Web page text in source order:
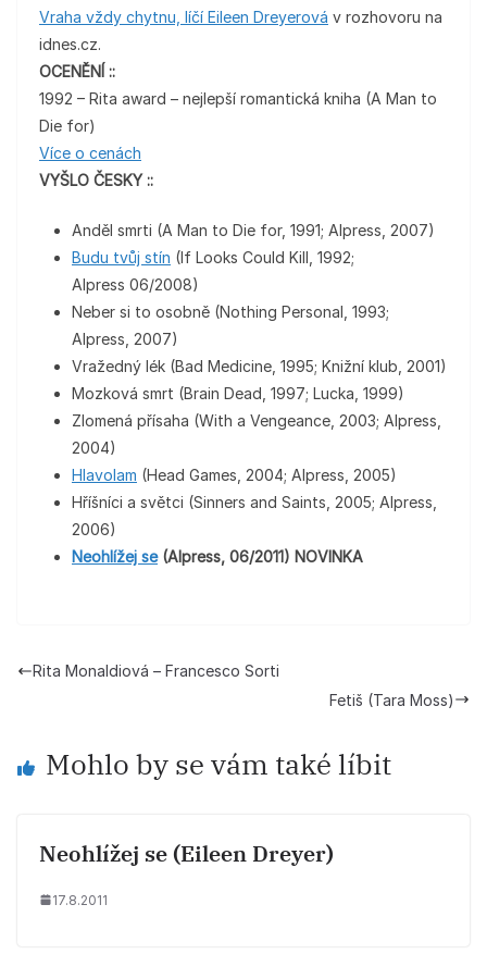
Vraha vždy chytnu, líčí Eileen Dreyerová v rozhovoru na
idnes.cz.
OCENĚNÍ ::
1992 – Rita award – nejlepší romantická kniha (A Man to
Die for)
Více o cenách
VYŠLO ČESKY ::
Anděl smrti (A Man to Die for, 1991; Alpress, 2007)
Budu tvůj stín (If Looks Could Kill, 1992;
Alpress 06/2008)
Neber si to osobně (Nothing Personal, 1993;
Alpress, 2007)
Vražedný lék (Bad Medicine, 1995; Knižní klub, 2001)
Mozková smrt (Brain Dead, 1997; Lucka, 1999)
Zlomená přísaha (With a Vengeance, 2003; Alpress,
2004)
Hlavolam (Head Games, 2004; Alpress, 2005)
Hříšníci a světci (Sinners and Saints, 2005; Alpress,
2006)
Neohlížej se(Alpress, 06/2011) NOVINKA
Rita Monaldiová – Francesco Sorti
Fetiš (Tara Moss)
Mohlo by se vám také líbit
Neohlížej se (Eileen Dreyer)
17.8.2011